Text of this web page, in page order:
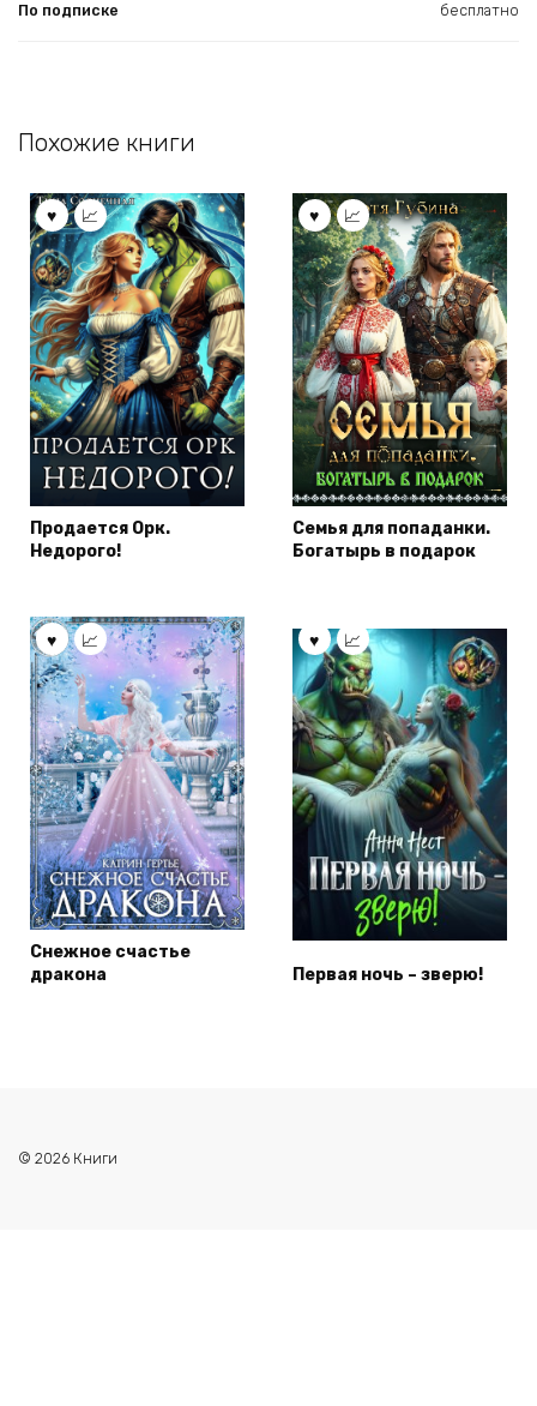
По подписке бесплатно
Похожие книги
Продается Орк.
Недорого!
Семья для попаданки.
Богатырь в подарок
Снежное счастье
дракона
Первая ночь – зверю!
© 2026 Книги